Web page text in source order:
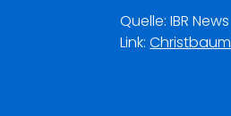
Quelle: IBR News
Link: